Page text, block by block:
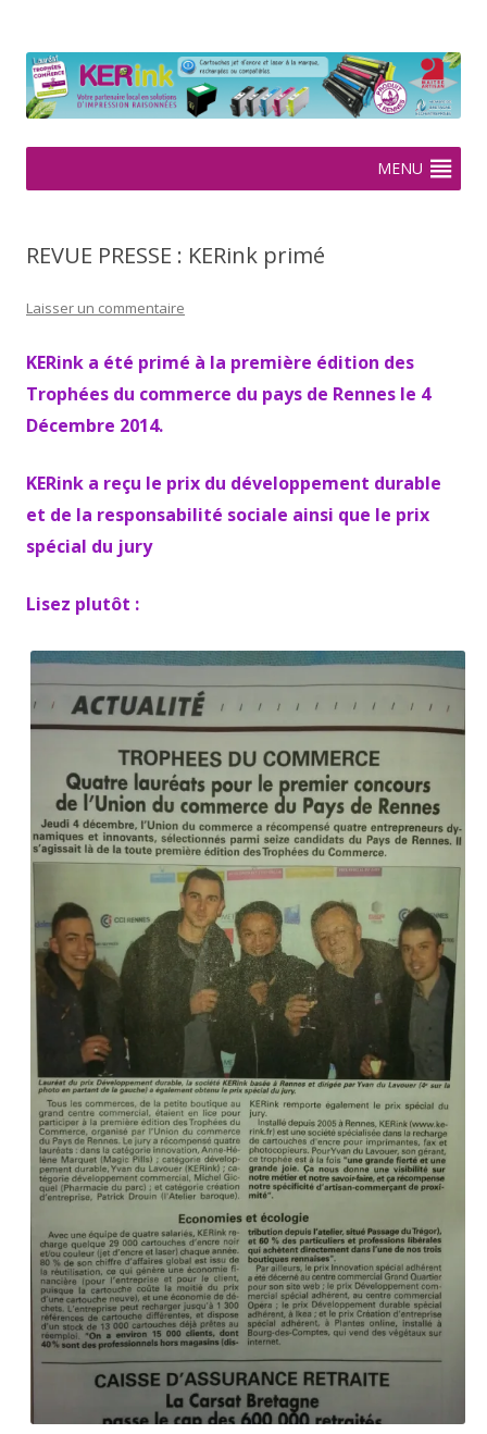
2005
MENU
REVUE PRESSE : KERink primé
Laisser un commentaire
KERink a été primé à la première édition des
Trophées du commerce du pays de Rennes le 4
Décembre 2014.
KERink a reçu le prix du développement durable
et de la responsabilité sociale ainsi que le prix
spécial du jury
Lisez plutôt :